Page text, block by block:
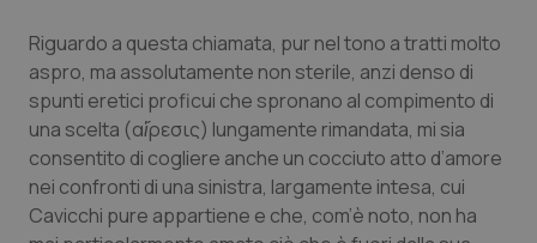
Oncologia & Nutrizione
Psoriasi & pelle
Quotidiano Cardiologia
Quotidiano Chirurgia
Riguardo a questa chiamata, pur nel tono a tratti molto
aspro, ma assolutamente non sterile, anzi denso di
spunti eretici proficui che spronano al compimento di
una scelta (αἵρεσις) lungamente rimandata, mi sia
consentito di cogliere anche un cocciuto atto d’amore
nei confronti di una sinistra, largamente intesa, cui
Cavicchi pure appartiene e che, com’è noto, non ha